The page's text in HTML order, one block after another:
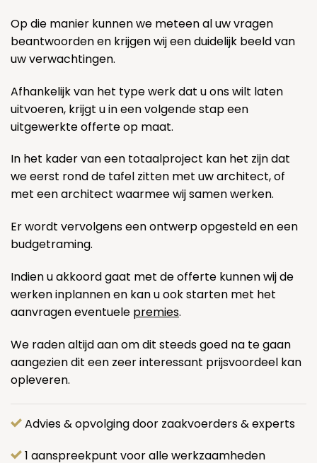
Op die manier kunnen we meteen al uw vragen
beantwoorden en krijgen wij een duidelijk beeld van
uw verwachtingen.
Afhankelijk van het type werk dat u ons wilt laten
uitvoeren, krijgt u in een volgende stap een
uitgewerkte offerte op maat.
In het kader van een totaalproject kan het zijn dat
we eerst rond de tafel zitten met uw architect, of
met een architect waarmee wij samen werken.
Er wordt vervolgens een ontwerp opgesteld en een
budgetraming.
Indien u akkoord gaat met de offerte kunnen wij de
werken inplannen en kan u ook starten met het
aanvragen eventuele premies.
We raden altijd aan om dit steeds goed na te gaan
aangezien dit een zeer interessant prijsvoordeel kan
opleveren.
Advies & opvolging door zaakvoerders & experts
1 aanspreekpunt voor alle werkzaamheden